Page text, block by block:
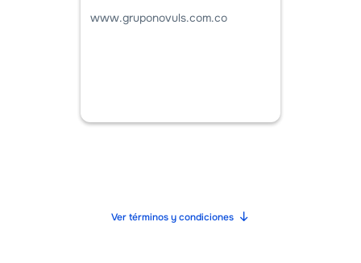
www.gruponovuls.com.co
Ver términos y condiciones